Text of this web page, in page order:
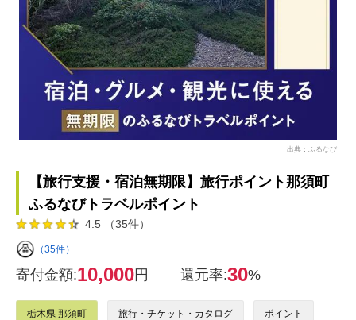
出典：ふるなび
【旅行支援・宿泊無期限】旅行ポイント那須町
ふるなびトラベルポイント
4.5 （35件）
（35件）
寄付金額:10,000円 還元率:30%
栃木県 那須町 旅行・チケット・カタログ ポイント